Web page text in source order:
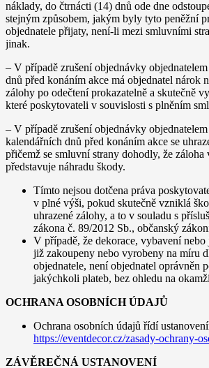
náklady, do čtrnácti (14) dnů ode dne
stejným způsobem, jakým byly tyto peněžní
objednatele přijaty, není-li mezi smluvními
jinak.
– V případě zrušení objednávky
dnů před konáním akce má objednatel nárok
zálohy po odečtení prokazatelně a skutečně
které poskytovateli v souvislosti s plněním
– V případě zrušení objednávky
kalendářních dnů před konáním akce se
přičemž se smluvní strany dohodly, že záloha
představuje náhradu škody.
Tímto nejsou dotčena práva
v plné výši, pokud skutečně vzniklá
uhrazené zálohy, a to v souladu s
zákona č. 89/2012 Sb., občanský
V případě, že dekorace, vybavení
již zakoupeny nebo vyrobeny na míru
objednatele, není objednatel oprávněn
jakýchkoli plateb, bez ohledu na
OCHRANA OSOBNÍCH ÚDAJŮ
Ochrana osobních údajů řídí
https://eventdecor.cz/zasady-ochrany-
ZÁVĚREČNÁ USTANOVENÍ